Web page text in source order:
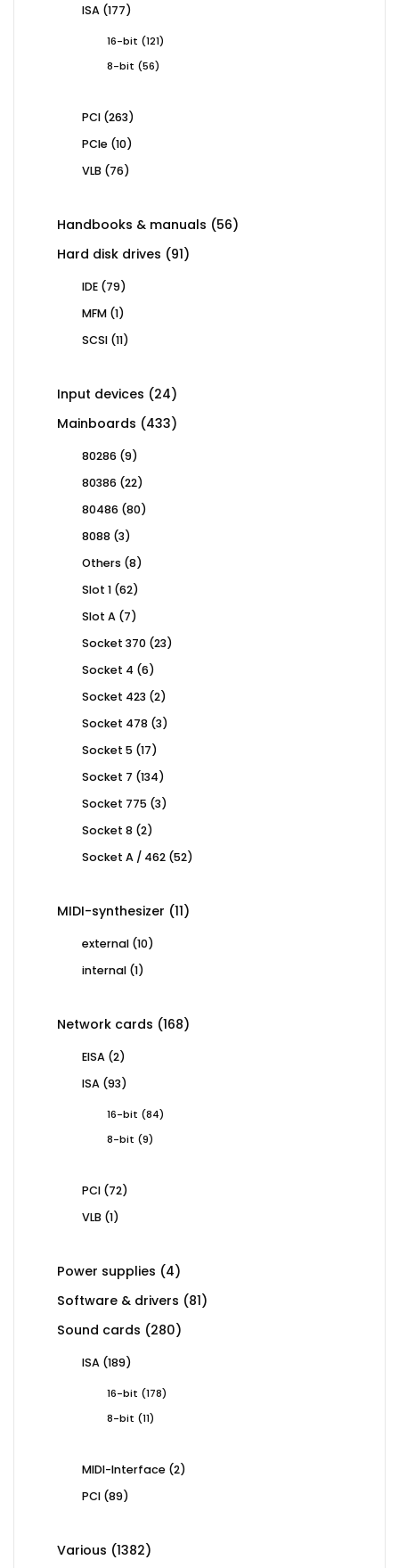
ISA 177177
16-bit 121121
8-bit
5656
PCI 263263
PCIe 1010
VLB 7676
Handbooks & manuals 5656
Hard disk drives 9191
IDE 7979
MFM 11
SCSI 1111
Input devices 2424
Mainboards 433433
80286 99
80386 2222
80486 8080
8088 33
Others 88
Slot 1 6262
Slot A 77
Socket 370 2323
Socket 4 66
Socket 423 22
Socket 478 33
Socket 5 1717
Socket 7 134134
Socket 775 33
Socket 8 22
Socket A / 462 5252
MIDI-synthesizer 1111
external 1010
internal 11
Network cards 168168
EISA 22
ISA 9393
16-bit 8484
8-bit
99
PCI 7272
VLB 11
Power supplies 44
Software & drivers 8181
Sound cards 280280
ISA 189189
16-bit 178178
8-bit
1111
MIDI-Interface 22
PCI 8989
Various 13821382